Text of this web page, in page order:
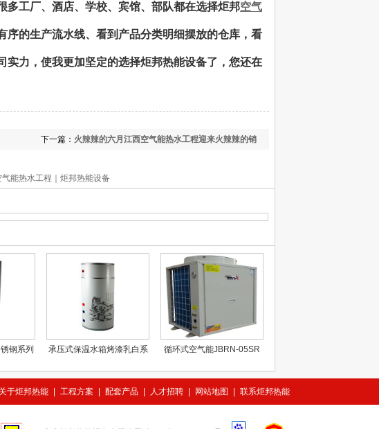
多工厂、酒店、学校、宾馆、部队都在选择炬邦空气
序的生产流水线、看到产品分类明细摆放的仓库，看
实力，使我更加坚定的选择炬邦热能设备了，您还在
下一篇： 火辣辣的六月江西空气能热水工程迎来火辣辣的销
能热水工程｜炬邦热能设备
钢系列
承压式保温水箱烤漆乳白系
循环式空气能JBRN-05SR
关于炬邦热能 工程方案 配套产品 人才招聘 网站地图 联系炬邦热能